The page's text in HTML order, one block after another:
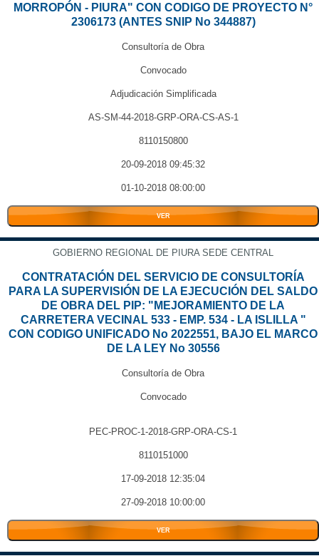
MORROPÓN - PIURA" CON CODIGO DE PROYECTO N°
2306173 (ANTES SNIP No 344887)
Consultoría de Obra
Convocado
Adjudicación Simplificada
AS-SM-44-2018-GRP-ORA-CS-AS-1
8110150800
20-09-2018 09:45:32
01-10-2018 08:00:00
VER
GOBIERNO REGIONAL DE PIURA SEDE CENTRAL
CONTRATACIÓN DEL SERVICIO DE CONSULTORÍA
PARA LA SUPERVISIÓN DE LA EJECUCIÓN DEL SALDO
DE OBRA DEL PIP: "MEJORAMIENTO DE LA
CARRETERA VECINAL 533 - EMP. 534 - LA ISLILLA "
CON CODIGO UNIFICADO No 2022551, BAJO EL MARCO
DE LA LEY No 30556
Consultoría de Obra
Convocado
PEC-PROC-1-2018-GRP-ORA-CS-1
8110151000
17-09-2018 12:35:04
27-09-2018 10:00:00
VER